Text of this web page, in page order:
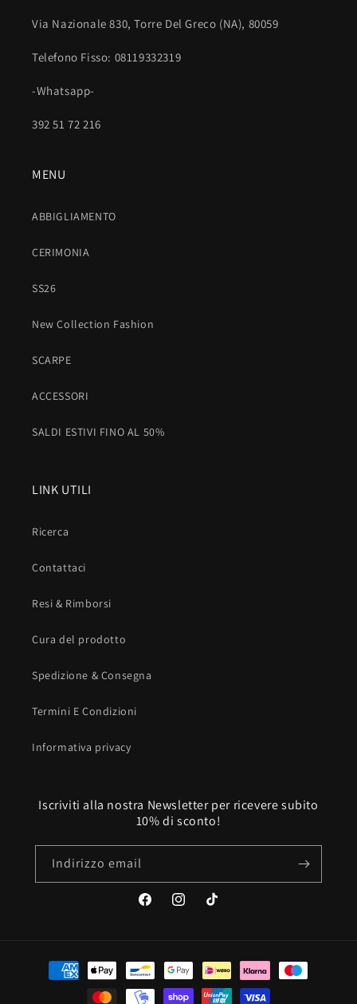
Via Nazionale 830, Torre Del Greco (NA), 80059
Telefono Fisso: 08119332319
-Whatsapp-
392 51 72 216
MENU
ABBIGLIAMENTO
CERIMONIA
SS26
New Collection Fashion
SCARPE
ACCESSORI
SALDI ESTIVI FINO AL 50%
LINK UTILI
Ricerca
Contattaci
Resi & Rimborsi
Cura del prodotto
Spedizione & Consegna
Termini E Condizioni
Informativa privacy
Iscriviti alla nostra Newsletter per ricevere subito
10% di sconto!
Indirizzo email
FacebookInstagramTikTok
Metodi